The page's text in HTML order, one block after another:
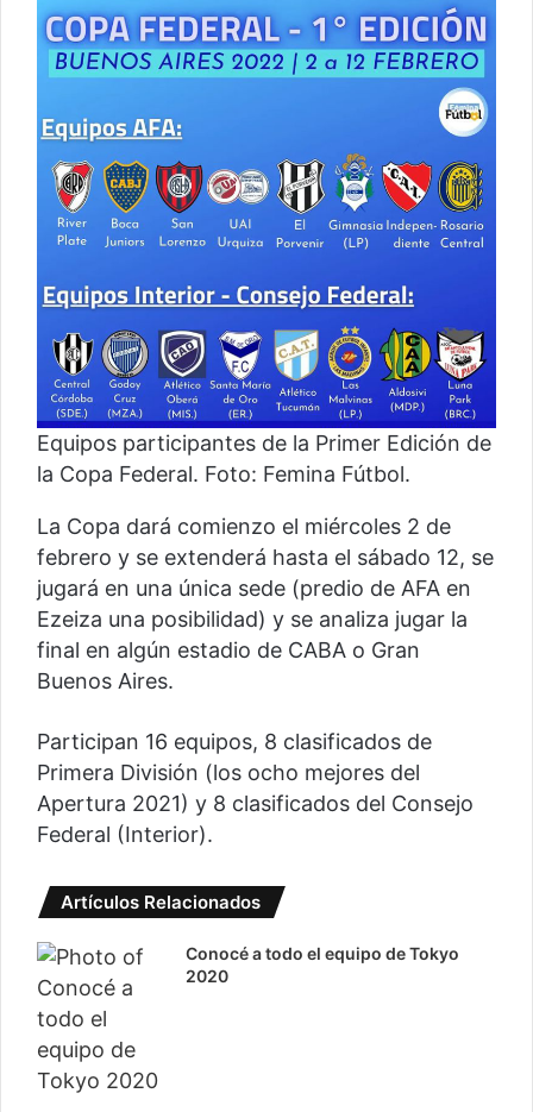
Equipos participantes de la Primer Edición de
la Copa Federal. Foto: Femina Fútbol.
La Copa dará comienzo el miércoles 2 de
febrero y se extenderá hasta el sábado 12, se
jugará en una única sede (predio de AFA en
Ezeiza una posibilidad) y se analiza jugar la
final en algún estadio de CABA o Gran
Buenos Aires.
Participan 16 equipos, 8 clasificados de
Primera División (los ocho mejores del
Apertura 2021) y 8 clasificados del Consejo
Federal (Interior).
Artículos Relacionados
Conocé a todo el equipo de Tokyo
2020